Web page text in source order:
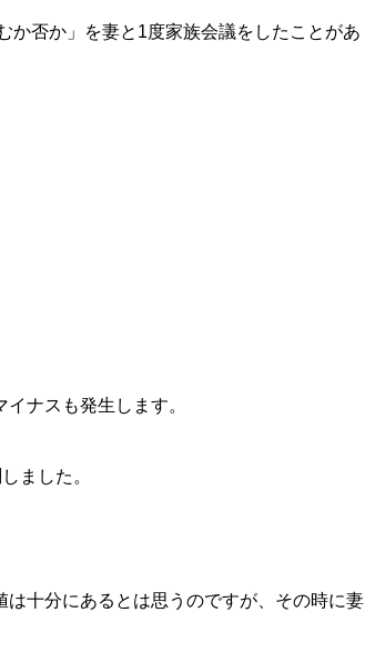
か否か」を妻と1度家族会議をしたことがあ
ナスも発生します。
ました。
十分にあるとは思うのですが、その時に妻